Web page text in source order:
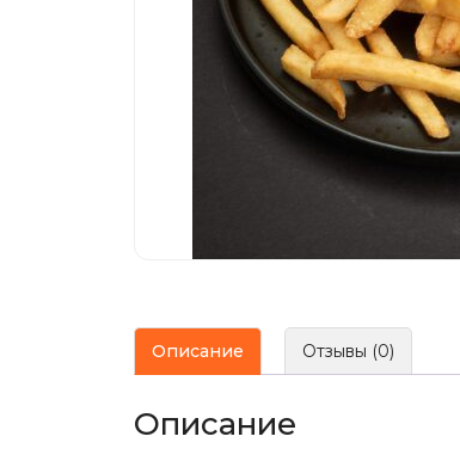
Описание Отзывы (0)
Описание